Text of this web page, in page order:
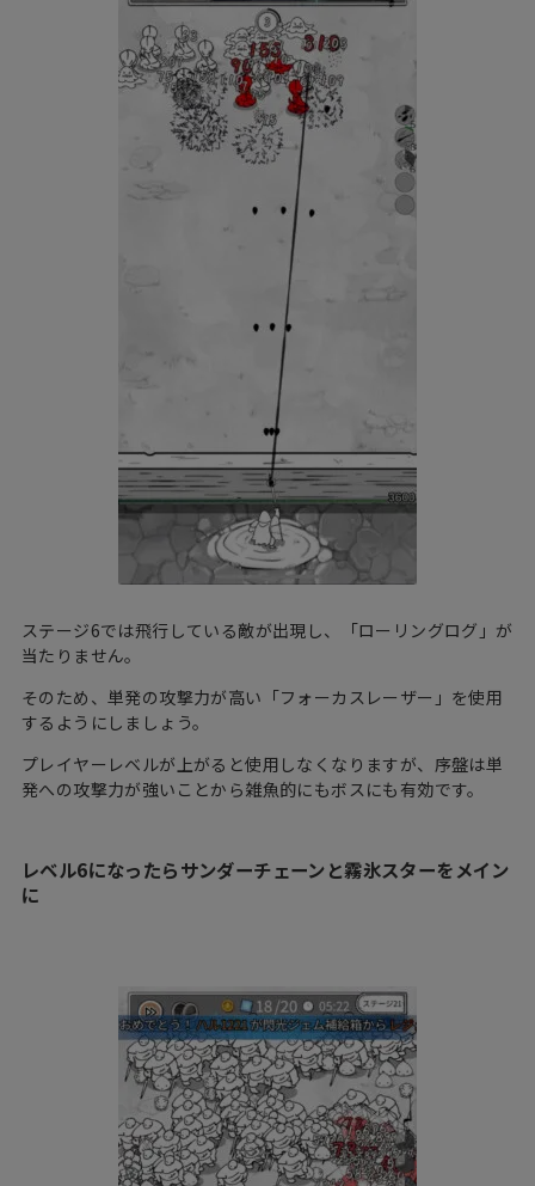
ステージ6では飛行している敵が出現し、「ローリングログ」が
当たりません。
そのため、単発の攻撃力が高い「フォーカスレーザー」を使用
するようにしましょう。
プレイヤーレベルが上がると使用しなくなりますが、序盤は単
発への攻撃力が強いことから雑魚的にもボスにも有効です。
レベル6になったらサンダーチェーンと霧氷スターをメイン
に